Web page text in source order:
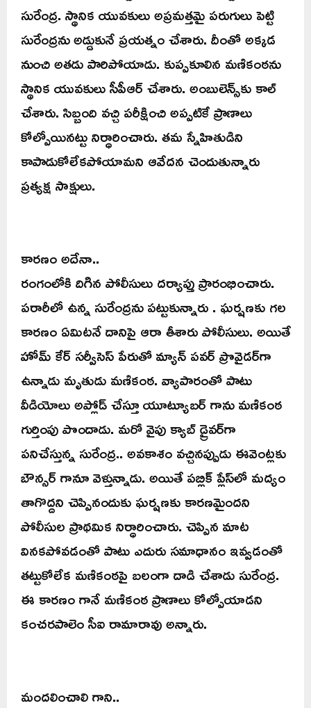
సురేంద్ర. స్థానిక యువకులు అప్రమత్తమై పరుగులు పెట్టి
సురేంద్రను అడ్డుకునే ప్రయత్నం చేశారు. దీంతో అక్కడ
నుంచి అతడు పారిపోయాడు. కుప్పకూలిన మణికంఠను
స్థానిక యువకులు సీపీఆర్ చేశారు. అంబులెన్స్‌కు కాల్
చేశారు. సిబ్బంది వచ్చి పరీక్షించి అప్పటికే ప్రాణాలు
కోల్పోయినట్టు నిర్ధారించారు. తమ స్నేహితుడిని
కాపాడుకోలేకపోయామని ఆవేదన చెందుతున్నారు
ప్రత్యక్ష సాక్షులు.
కారణం అదేనా..
రంగంలోకి దిగిన పోలీసులు దర్యాప్తు ప్రారంభించారు.
పరారీలో ఉన్న సురేంద్రను పట్టుకున్నారు . ఘర్షణకు గల
కారణం ఏమిటనే దానిపై ఆరా తీశారు పోలీసులు. అయితే
హోమ్ కేర్ సర్వీసెస్ పేరుతో మ్యాన్ పవర్ ప్రొవైడర్‌గా
ఉన్నాడు మృతుడు మణికంఠ. వ్యాపారంతో పాటు
వీడియోలు అప్లోడ్ చేస్తూ యూట్యూబర్ గాను మణికంఠ
గుర్తింపు పొందాడు. మరో వైపు క్యాబ్ డ్రైవర్‌గా
పనిచేస్తున్న సురేంద్ర.. అవకాశం వచ్చినప్పుడు ఈవెంట్లకు
బౌన్సర్ గానూ వెళ్తున్నాడు. అయితే పబ్లిక్ ప్లేస్‌లో మద్యం
తాగొద్దని చెప్పినందుకు ఘర్షణకు కారణమైందని
పోలీసుల ప్రాథమిక నిర్ధారించారు. చెప్పిన మాట
వినకపోవడంతో పాటు ఎదురు సమాధానం ఇవ్వడంతో
తట్టుకోలేక మణికంఠపై బలంగా దాడి చేశాడు సురేంద్ర.
ఈ కారణం గానే మణికంఠ ప్రాణాలు కోల్పోయాడని
కంచరపాలెం సీఐ రామారావు అన్నారు.
మందలించాలి గాని..